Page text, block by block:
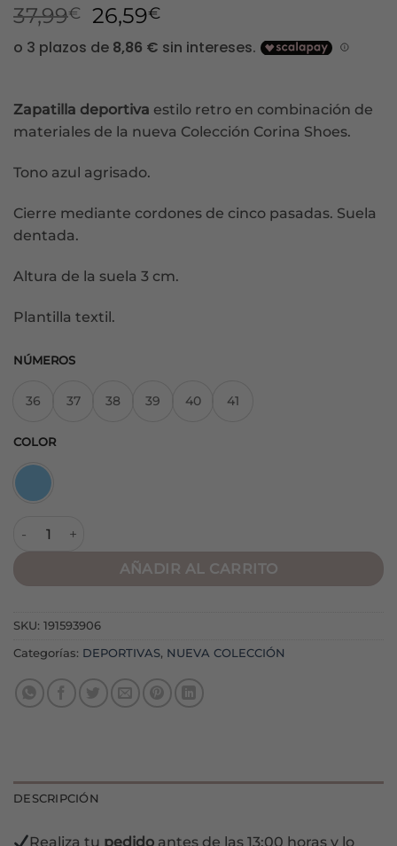
37,99€
El
precio
original
37,99€.
26,59€El
precio
actual
26,59€.
Zapatilla deportiva estilo retro en combinación de
materiales de la nueva Colección Corina Shoes.
Tono azul agrisado.
Cierre mediante cordones de cinco pasadas. Suela
dentada.
Altura de la suela 3 cm.
Plantilla textil.
NÚMEROS
36 37 38 39 40 41
COLOR
AÑADIR AL CARRITO
SKU: 191593906
Categorías: DEPORTIVAS, NUEVA COLECCIÓN
DESCRIPCIÓN
Realiza tu pedido antes de las 13:00 horas y lo